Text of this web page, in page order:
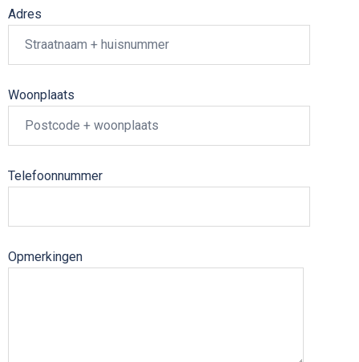
Adres
Woonplaats
Telefoonnummer
Opmerkingen